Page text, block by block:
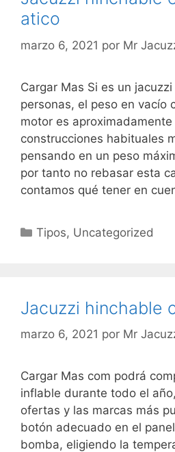
atico
marzo 6, 2021 por Mr
Cargar Mas Si es un
personas, el peso en vacío
motor es
construcciones habituales
pensando en un peso
por tanto no rebasar esta
contamos qué tener en
Categorías
Tipos, Uncategorized
Jacuzzi hinchable
marzo 6, 2021 por Mr
Cargar Mas com podrá
inflable durante todo el
ofertas y las marcas más
botón adecuado en el
bomba, eligiendo la